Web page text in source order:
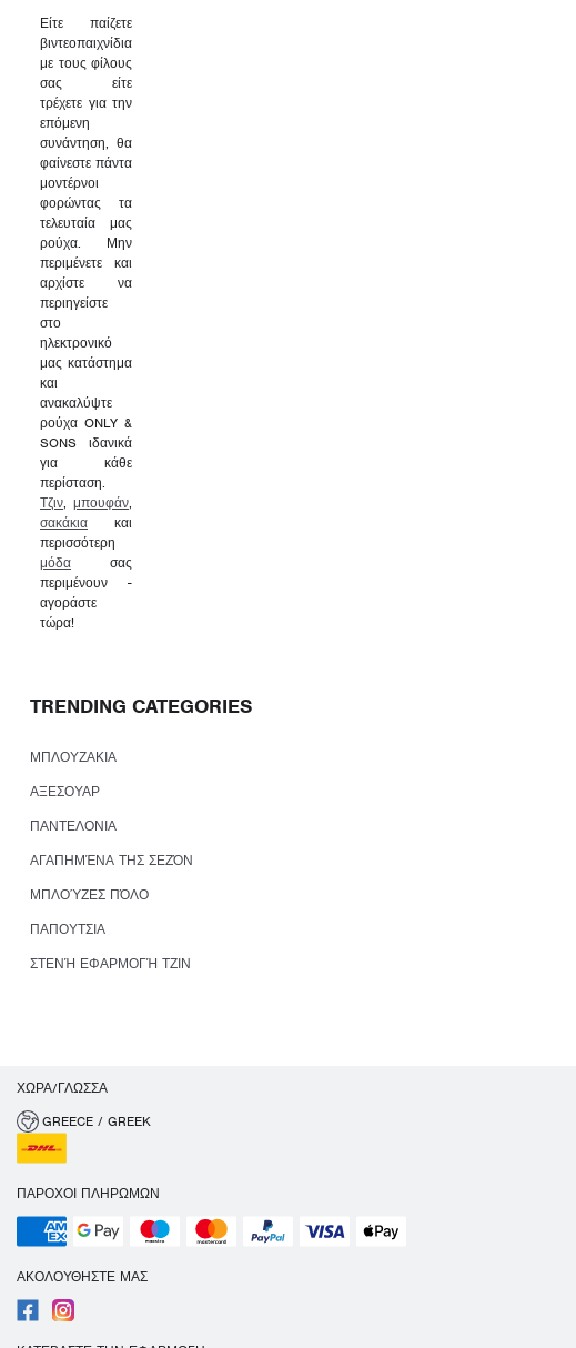
Είτε παίζετε
βιντεοπαιχνίδια
με τους φίλους
σας είτε
τρέχετε για την
επόμενη
συνάντηση, θα
φαίνεστε πάντα
μοντέρνοι
φορώντας τα
τελευταία μας
ρούχα. Μην
περιμένετε και
αρχίστε να
περιηγείστε
στο
ηλεκτρονικό
μας κατάστημα
και
ανακαλύψτε
ρούχα ONLY &
SONS ιδανικά
για κάθε
περίσταση.
Τζιν, μπουφάν,
σακάκια και
περισσότερη
μόδα σας
περιμένουν -
αγοράστε
τώρα!
TRENDING CATEGORIES
ΜΠΛΟΥΖΑΚΙΑ
ΑΞΕΣΟΥΑΡ
ΠΑΝΤΕΛΟΝΙΑ
ΑΓΑΠΗΜΈΝΑ ΤΗΣ ΣΕΖΌΝ
ΜΠΛΟΎΖΕΣ ΠΌΛΟ
ΠΑΠΟΥΤΣΙΑ
ΣΤΕΝΉ ΕΦΑΡΜΟΓΉ ΤΖΙΝ
ΧΏΡΑ/ΓΛΏΣΣΑ
GREECE / GREEK
ΠΆΡΟΧΟΙ ΠΛΗΡΩΜΏΝ
ΑΚΟΛΟΥΘΉΣΤΕ ΜΑΣ